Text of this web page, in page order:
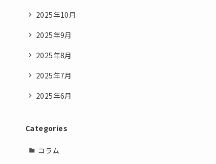
2025年10月
2025年9月
2025年8月
2025年7月
2025年6月
Categories
コラム